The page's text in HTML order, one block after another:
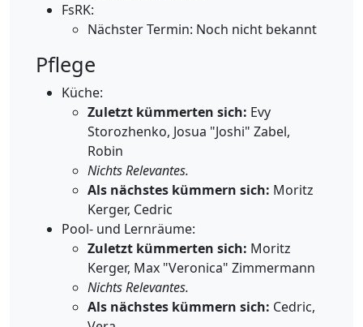
FsRK:
Nächster Termin: Noch nicht bekannt
Pflege
Küche:
Zuletzt kümmerten sich: Evy
Storozhenko, Josua "Joshi" Zabel,
Robin
Nichts Relevantes.
Als nächstes kümmern sich: Moritz
Kerger, Cedric
Pool- und Lernräume:
Zuletzt kümmerten sich: Moritz
Kerger, Max "Veronica" Zimmermann
Nichts Relevantes.
Als nächstes kümmern sich: Cedric,